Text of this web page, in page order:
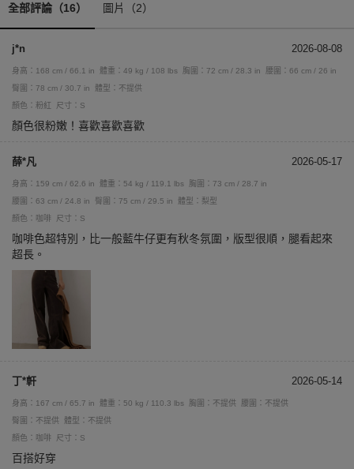
全部評論（16） 圖片（2）
j*n 2026-08-08
身高：168 cm / 66.1 in 體重：49 kg / 108 lbs 胸圍：72 cm / 28.3 in
腰圍：66 cm / 26 in
臀圍：78 cm / 30.7 in
體型：不提供
顏色：粉紅
尺寸：S
顏色很粉嫩！喜歡喜歡喜歡
薛*凡 2026-05-17
身高：159 cm / 62.6 in 體重：54 kg / 119.1 lbs
胸圍：73 cm / 28.7 in
腰圍：63 cm / 24.8 in
臀圍：75 cm / 29.5 in
體型：梨型
顏色：咖啡
尺寸：S
咖啡色超特別，比一般藍牛仔更有秋冬氛圍，版型很順，腿看起來
超長。
丁*軒 2026-05-14
身高：167 cm / 65.7 in 體重：50 kg / 110.3 lbs 胸圍：不提供
腰圍：不提供
臀圍：不提供
體型：不提供
顏色：咖啡
尺寸：S
百搭好穿